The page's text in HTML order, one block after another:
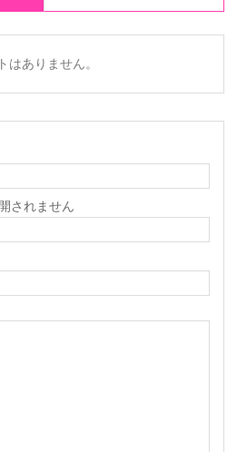
はありません。
されません